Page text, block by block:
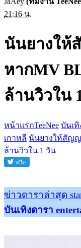
21:16 น.
นันยางใ
หากMV
ล้านวิวใน
หน้าแรกTeeNee บันเทิ
เกาหลี นันยางให้สัญญ
ล้านวิวใน 1 วัน
ข่าวดาราล่าสุด
บันเทิงดารา